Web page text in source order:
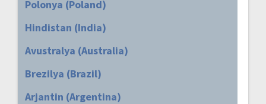
Polonya (Poland)
Hindistan (India)
Avustralya (Australia)
Brezilya (Brazil)
Arjantin (Argentina)